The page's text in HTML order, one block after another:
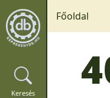
Keresés
Főoldal